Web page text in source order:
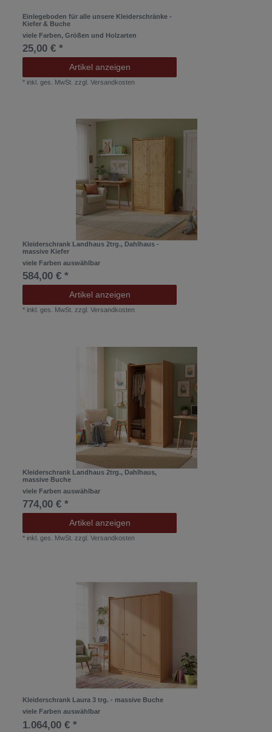
Einlegeboden für alle unsere Kleiderschränke -
Kiefer & Buche
viele Farben, Größen und Holzarten
25,00 € *
Artikel anzeigen
* inkl. ges. MwSt. zzgl.Versandkosten
Kleiderschrank Landhaus 2trg., Dahlhaus -
massive Kiefer
viele Farben auswählbar
584,00 € *
Artikel anzeigen
* inkl. ges. MwSt. zzgl.Versandkosten
Kleiderschrank Landhaus 2trg., Dahlhaus,
massive Buche
viele Farben auswählbar
774,00 € *
Artikel anzeigen
* inkl. ges. MwSt. zzgl.Versandkosten
Kleiderschrank Laura 3 trg. - massive Buche
viele Farben auswählbar
1.064,00 € *